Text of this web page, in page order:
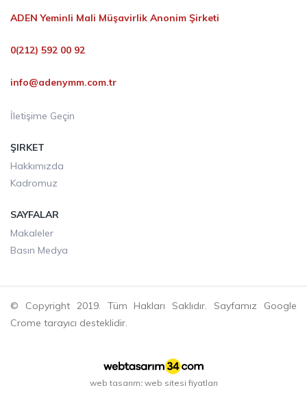
ADEN Yeminli Mali Müşavirlik Anonim Şirketi
0(212) 592 00 92
info@adenymm.com.tr
İletişime Geçin
ŞIRKET
Hakkımızda
Kadromuz
SAYFALAR
Makaleler
Basın Medya
© Copyright 2019. Tüm Hakları Saklıdır. Sayfamız Google
Crome tarayıcı desteklidir.
web tasarım web sitesi fiyatları